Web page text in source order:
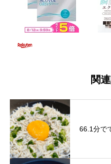
関
66.1分で